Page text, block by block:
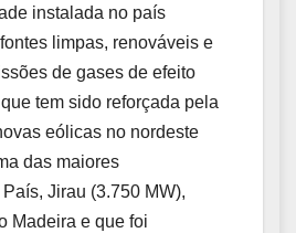
instalada no país
limpas, renováveis e
de gases de efeito
tem sido reforçada pela
eólicas no nordeste
das maiores
Jirau (3.750 MW),
Madeira e que foi